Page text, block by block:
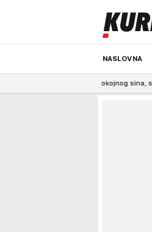
NASLOVNA
ODRŽIVA
za pokojnog sina, s hiljadama fanova